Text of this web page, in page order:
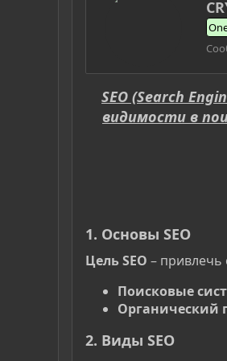
А
в
т
о
SEO (Search
видимости в
1. Основы SEO
Цель SEO – привлечь
Поисковые
Органический
2. Виды SEO